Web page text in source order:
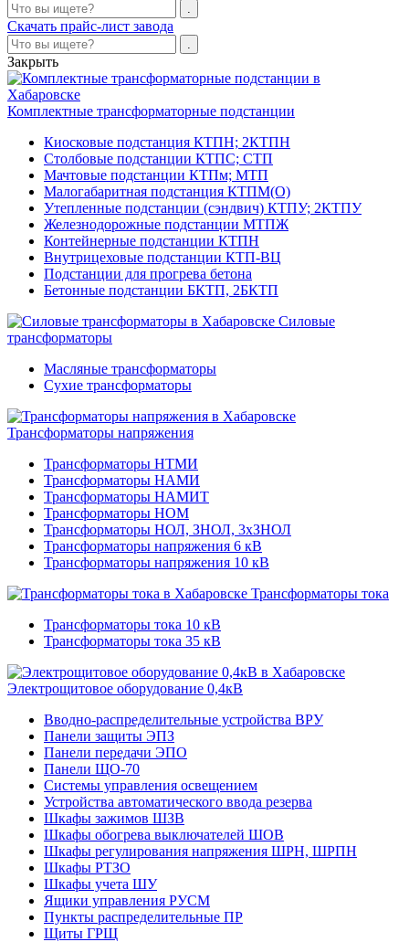
Скачать прайс-лист завода
Закрыть
Комплектные трансформаторные подстанции
Киосковые подстанция КТПН; 2КТПН
Столбовые подстанции КТПС; СТП
Мачтовые подстанции КТПм; МТП
Малогабаритная подстанция КТПМ(О)
Утепленные подстанции (сэндвич) КТПУ; 2КТПУ
Железнодорожные подстанции МТПЖ
Контейнерные подстанции КТПН
Внутрицеховые подстанции КТП-ВЦ
Подстанции для прогрева бетона
Бетонные подстанции БКТП, 2БКТП
Силовые
трансформаторы
Масляные трансформаторы
Сухие трансформаторы
Трансформаторы напряжения
Трансформаторы НТМИ
Трансформаторы НАМИ
Трансформаторы НАМИТ
Трансформаторы НОМ
Трансформаторы НОЛ, ЗНОЛ, 3хЗНОЛ
Трансформаторы напряжения 6 кВ
Трансформаторы напряжения 10 кВ
Трансформаторы тока
Трансформаторы тока 10 кВ
Трансформаторы тока 35 кВ
Электрощитовое оборудование 0,4кВ
Вводно-распределительные устройства ВРУ
Панели защиты ЭПЗ
Панели передачи ЭПО
Панели ЩО-70
Системы управления освещением
Устройства автоматического ввода резерва
Шкафы зажимов ШЗВ
Шкафы обогрева выключателей ШОВ
Шкафы регулирования напряжения ШРН, ШРПН
Шкафы РТЗО
Шкафы учета ШУ
Ящики управления РУСМ
Пункты распределительные ПР
Щиты ГРЩ